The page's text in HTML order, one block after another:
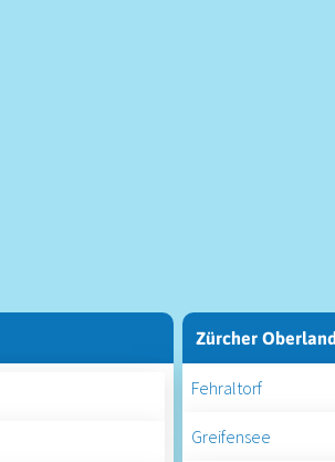
Zürcher Oberland
Fehraltorf
Greifensee